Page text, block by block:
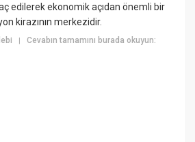
edilerek ekonomik açıdan önemli bir
kirazının merkezidir.
|Cevabın tamamını burada okuyun: